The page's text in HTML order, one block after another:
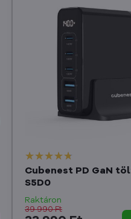
Cubenest PD GaN
S5D0
Raktáron
39 990 Ft